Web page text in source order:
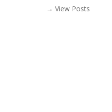
View Posts →